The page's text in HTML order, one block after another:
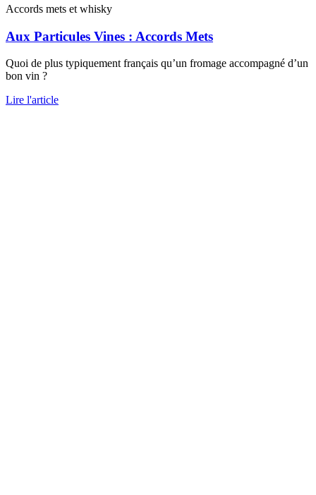
Accords mets et whisky
Aux Particules Vines : Accords Mets
Quoi de plus typiquement français qu’un fromage accompagné d’un
bon vin ?
Lire l'article